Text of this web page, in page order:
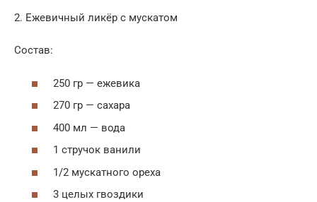
2. Ежевичный ликёр с мускатом
Состав:
250 гр — ежевика
270 гр — сахара
400 мл — вода
1 стручок ванили
1/2 мускатного ореха
3 целых гвоздики